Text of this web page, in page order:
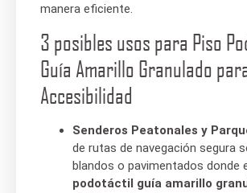
manera eficiente.
3 posibles usos para Piso
Guía Amarillo Granulado
Accesibilidad
Senderos Peatonales y
de rutas de navegación segura
blandos o pavimentados donde
podotáctil guía amarillo